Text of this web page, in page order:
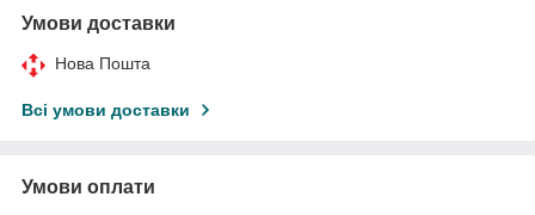
Умови доставки
Нова Пошта
Всі умови доставки
Умови оплати